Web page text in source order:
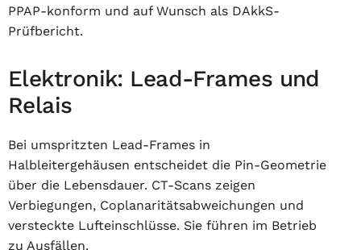
PPAP-konform und auf Wunsch als DAkkS-
Prüfbericht.
Elektronik: Lead-Frames und
Relais
Bei umspritzten Lead-Frames in
Halbleitergehäusen entscheidet die Pin-Geometrie
über die Lebensdauer. CT-Scans zeigen
Verbiegungen, Coplanaritätsabweichungen und
versteckte Lufteinschlüsse. Sie führen im Betrieb
zu Ausfällen.